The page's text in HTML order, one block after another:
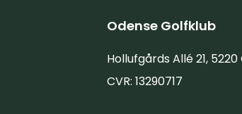
Odense Golfklub
Hollufgårds Allé 21,
CVR: 13290717